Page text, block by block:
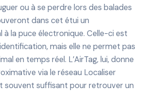
ou à se perdre lors des balades
dans cet étui un
à la puce électronique. Celle-ci est
mais elle ne permet pas
en temps réel. L’AirTag, lui, donne
via le réseau Localiser
souvent suffisant pour retrouver un